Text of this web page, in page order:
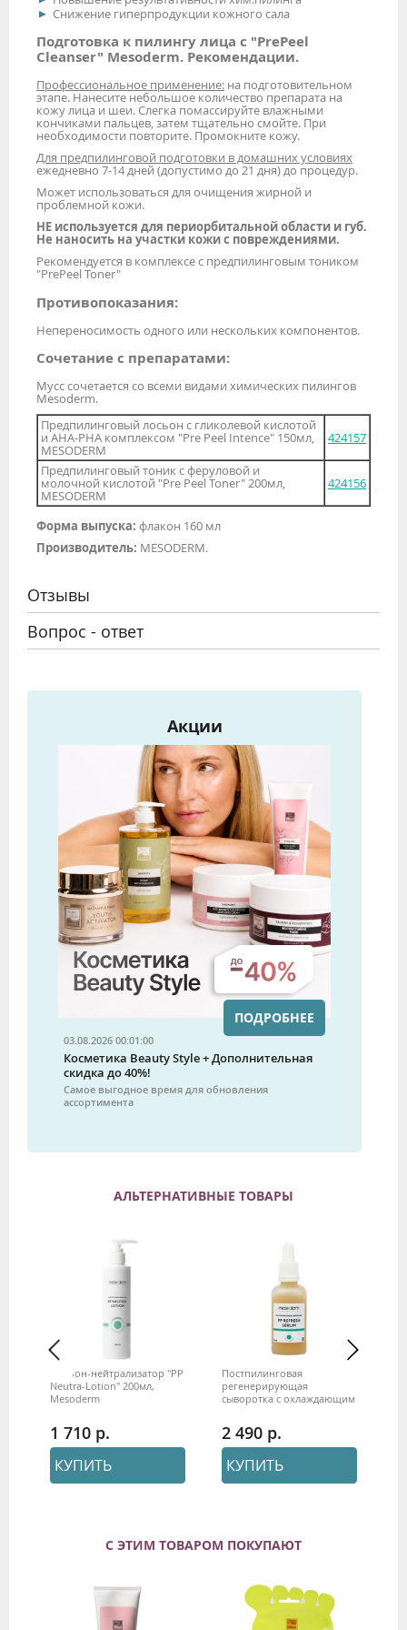
Снижение гиперпродукции кожного сала
Подготовка к пилингу лица с "PrePeel
Cleanser" Mesoderm. Рекомендации.
Профессиональное применение: на подготовительном
этапе. Нанесите небольшое количество препарата на
кожу лица и шеи. Слегка помассируйте влажными
кончиками пальцев, затем тщательно смойте. При
необходимости повторите. Промокните кожу.
Для предпилинговой подготовки в домашних условиях
ежедневно 7-14 дней (допустимо до 21 дня) до процедур.
Может использоваться для очищения жирной и
проблемной кожи.
НЕ используется для периорбитальной области и губ.
Не наносить на участки кожи с повреждениями.
Рекомендуется в комплексе с предпилинговым тоником
"PrePeel Toner"
Противопоказания:
Непереносимость одного или нескольких компонентов.
Сочетание с препаратами:
Мусс сочетается со всеми видами химических пилингов
Mesoderm.
Предпилинговый лосьон с гликолевой кислотой
и АНА-РНА комплексом "Pre Peel Intence" 150мл,
MESODERM
424157
Предпилинговый тоник с феруловой и
молочной кислотой "Pre Peel Toner" 200мл,
MESODERM
424156
Форма выпуска: флакон 160 мл
Производитель: MESODERM.
Отзывы
Вопрос - ответ
Акции
03.08.2026 00:01:00
Косметика Beauty Style + Дополнительная
скидка до 40%!
Самое выгодное время для обновления
ассортимента
ПОДРОБНЕЕ
АЛЬТЕРНАТИВНЫЕ ТОВАРЫ
Лосьон-нейтрализатор "PP
Neutra-Lotion" 200мл,
Mesoderm
1 710
КУПИТЬ
Постпилинговая
регенерирующая
сыворотка с охлаждающим
serum" 50 мл, Mesoderm
2 490
КУПИТЬ
С ЭТИМ ТОВАРОМ ПОКУПАЮТ